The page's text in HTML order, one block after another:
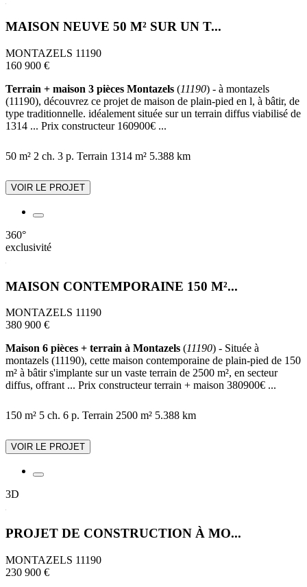
MAISON NEUVE 50 M² SUR UN T...
MONTAZELS 11190
160 900 €
Terrain + maison 3 pièces Montazels (11190) - à montazels
(11190), découvrez ce projet de maison de plain-pied en l, à bâtir, de
type traditionnelle. idéalement située sur un terrain diffus viabilisé de
1314 ... Prix constructeur 160900€ ...
50 m² 2 ch. 3 p. Terrain 1314 m² 5.388 km
VOIR LE PROJET
360°
exclusivité
MAISON CONTEMPORAINE 150 M²...
MONTAZELS 11190
380 900 €
Maison 6 pièces + terrain à Montazels (11190) - Située à
montazels (11190), cette maison contemporaine de plain-pied de 150
m² à bâtir s'implante sur un vaste terrain de 2500 m², en secteur
diffus, offrant ... Prix constructeur terrain + maison 380900€ ...
150 m² 5 ch. 6 p. Terrain 2500 m² 5.388 km
VOIR LE PROJET
3D
PROJET DE CONSTRUCTION À MO...
MONTAZELS 11190
230 900 €